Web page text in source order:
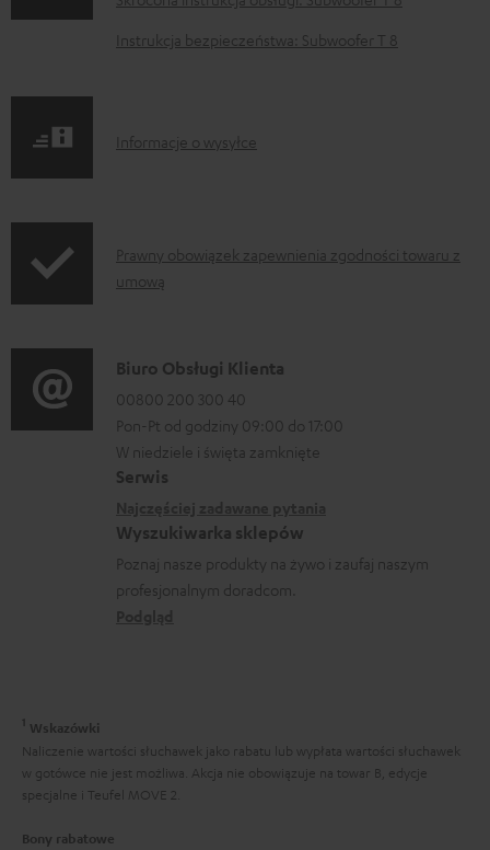
u
m
t
o
p
r
a
n
i
Instrukcja bezpieczeństwa: Subwoofer T 8
I
r
c
j
e
o
y
s
y
Informacje o wysyłce
I
n
o
r
m
a
c
e
d
z
ą
Prawny obowiązek zapewnienia zgodności towaru z
umową
D
a
n
e
o
n
t
w
e
Biuro Obsługi Klienta
00800 200 300 40
Pon-Pt od godziny 09:00 do 17:00
W niedziele i święta zamknięte
Serwis
Wyszukiwarka sklepów
Poznaj nasze produkty na żywo i zaufaj naszym
profesjonalnym doradcom.
1 Wskazówki
Naliczenie wartości słuchawek jako rabatu lub wypłata wartości słuchawek
w gotówce nie jest możliwa. Akcja nie obowiązuje na towar B, edycje
specjalne i Teufel MOVE 2.
Bony rabatowe